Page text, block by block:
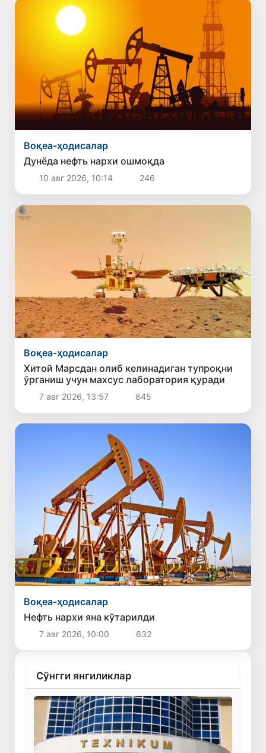
Воқеа-ҳодисалар
Дунёда нефть нархи ошмоқда
10 авг 2026, 10:14 246
Воқеа-ҳодисалар
Хитой Марсдан олиб келинадиган тупроқни
ўрганиш учун махсус лаборатория қуради
7 авг 2026, 13:57 845
Воқеа-ҳодисалар
Нефть нархи яна кўтарилди
7 авг 2026, 10:00 632
Сўнгги янгиликлар